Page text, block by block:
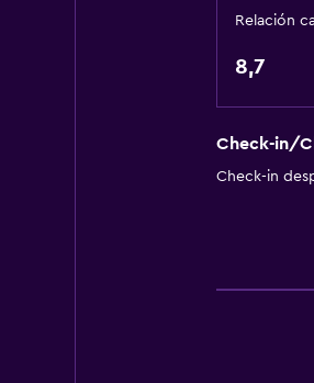
Baño
Relación
8,7
Check-in/
Check-in